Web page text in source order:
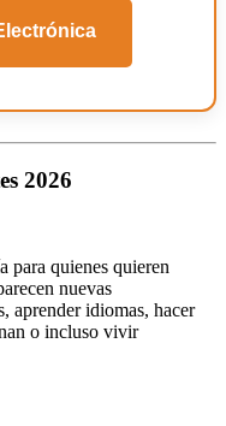
2026
para quienes quieren
nuevas
aprender idiomas, hacer
o incluso vivir